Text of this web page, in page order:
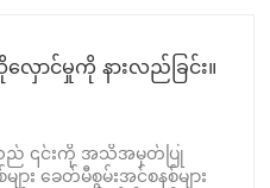
ာင်မှုကို နားလည်ခြင်း။
သည် ၎င်းကို အသိအမှတ်ပြု
ား ခေတ်မီစွမ်းအင်စနစ်များ